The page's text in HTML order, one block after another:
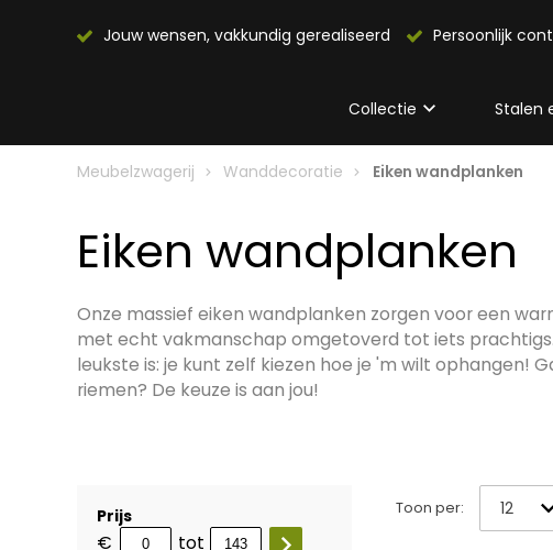
Jouw wensen, vakkundig gerealiseerd Persoonlijk
Collectie Stalen
Meubelzwagerij Wanddecoratie Eiken wandplanken
Eiken wandplanken
Onze massief eiken wandplanken zorgen voor een
met echt vakmanschap omgetoverd tot iets
leukste is: je kunt zelf kiezen hoe je 'm wilt ophangen!
riemen? De keuze is aan jou!
Prijs
€ tot
Toon per: